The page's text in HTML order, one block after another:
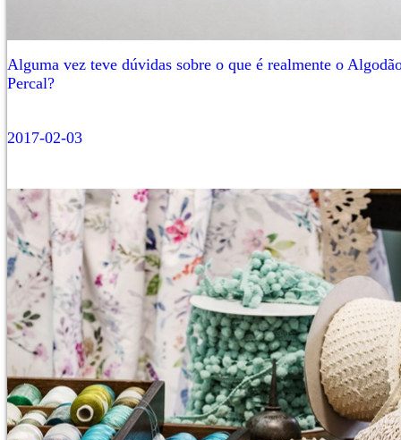
Alguma vez teve dúvidas sobre o que é realmente o
Percal?
2017-02-03